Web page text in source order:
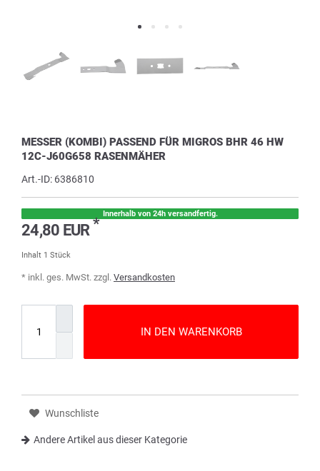
MESSER (KOMBI) PASSEND FÜR MIGROS BHR 46 HW
12C-J60G658 RASENMÄHER
Art.-ID: 6386810
Innerhalb von 24h versandfertig.
24,80 EUR*
Inhalt 1 Stück
* inkl. ges. MwSt. zzgl. Versandkosten
IN DEN WARENKORB
Wunschliste
Andere Artikel aus dieser Kategorie